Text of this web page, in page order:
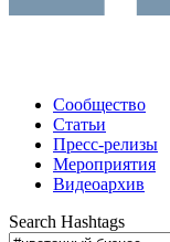
Сообщество
Статьи
Пресс-релизы
Мероприятия
Видеоархив
Search Hashtags